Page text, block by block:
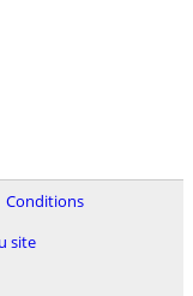
Conditions
site